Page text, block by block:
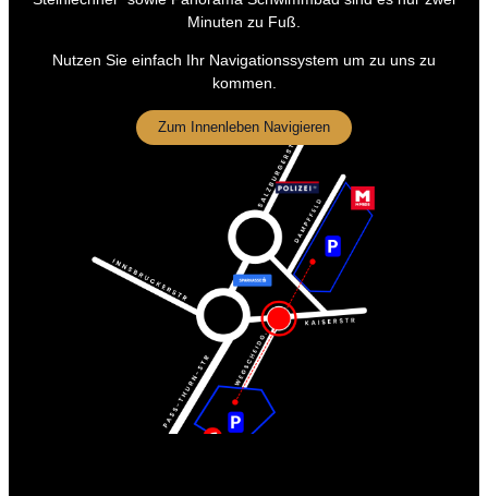
Minuten zu Fuß.
Nutzen Sie einfach Ihr Navigationssystem um zu uns zu
kommen.
Zum Innenleben Navigieren